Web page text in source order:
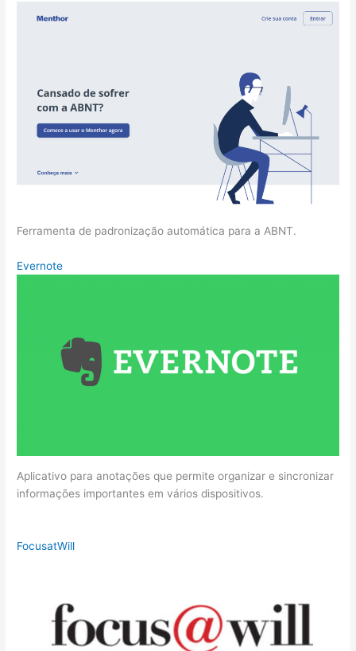
Ferramenta de padronização automática para a ABNT.
Evernote
Aplicativo para anotações que permite organizar e sincronizar
informações importantes em vários dispositivos.
FocusatWill